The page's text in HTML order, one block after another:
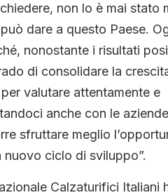
non lo è mai stato
dare a questo Paese.
nonostante i risultati
di consolidare la
valutare attentamente e
anche con le
sfruttare meglio
ciclo di sviluppo”.
Calzaturifici Italiani